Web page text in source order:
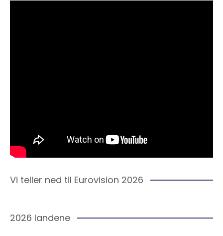
Vi teller ned til Eurovision 2026
2026 landene